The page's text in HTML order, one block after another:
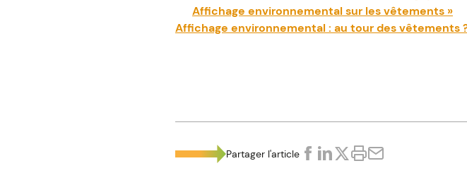
Affichage environnemental sur les vêtements »
Affichage environnemental : au tour des vêtements
Partager l'article